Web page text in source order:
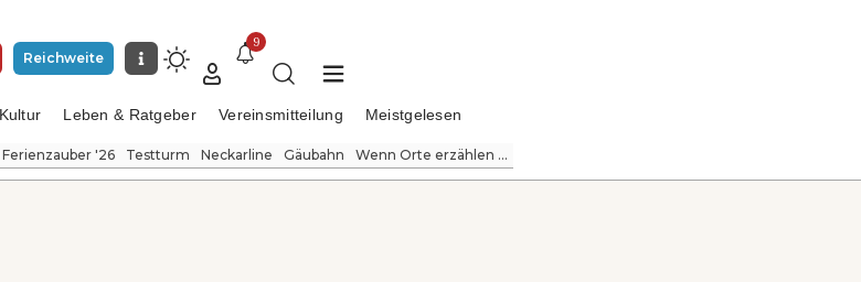
Reichweite
9
Kultur Leben & Ratgeber Vereinsmitteilung Meistgelesen
Ferienzauber '26 Testturm Neckarline Gäubahn Wenn Orte erzählen ...